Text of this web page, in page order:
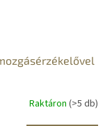
Raktáron (>5 db)